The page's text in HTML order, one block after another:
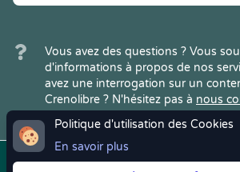
Politique d'utilisation des Cookies
En savoir plus
Vous avez des questions ? Vous
d'informations à propos de nos
avez une interrogation sur un
Crenolibre ? N'hésitez pas à nous
Copyright © 2022Crenolibre, tous Mentions